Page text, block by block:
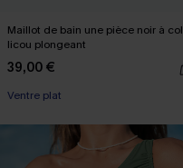
Maillot de bain une pièce noir à col
licou plongeant
39,00 €
Ventre plat